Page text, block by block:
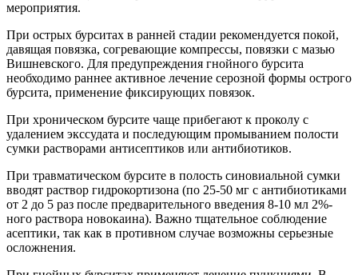
мероприятия.
При острых бурситах в ранней стадии рекомендуется покой,
давящая повязка, согревающие компрессы, повязки с мазью
Вишневского. Для предупреждения гнойного бурсита
необходимо раннее активное лечение серозной формы острого
бурсита, применение фиксирующих повязок.
При хроническом бурсите чаще прибегают к проколу с
удалением экссудата и последующим промыванием полости
сумки растворами антисептиков или антибиотиков.
При травматическом бурсите в полость синовиальной сумки
вводят раствор гидрокортизона (по 25-50 мг с антибиотиками
от 2 до 5 раз после предварительного введения 8-10 мл 2%-
ного раствора новокаина). Важно тщательное соблюдение
асептики, так как в противном случае возможны серьезные
осложнения.